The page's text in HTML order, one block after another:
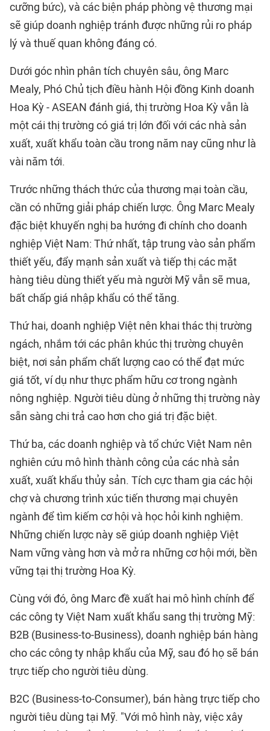
cưỡng bức), và các biện pháp phòng vệ thương mại
sẽ giúp doanh nghiệp tránh được những rủi ro pháp
lý và thuế quan không đáng có.
Dưới góc nhìn phân tích chuyên sâu, ông Marc
Mealy, Phó Chủ tịch điều hành Hội đồng Kinh doanh
Hoa Kỳ - ASEAN đánh giá, thị trường Hoa Kỳ vẫn là
một cái thị trường có giá trị lớn đối với các nhà sản
xuất, xuất khẩu toàn cầu trong năm nay cũng như là
vài năm tới.
Trước những thách thức của thương mại toàn cầu,
cần có những giải pháp chiến lược. Ông Marc Mealy
đặc biệt khuyến nghị ba hướng đi chính cho doanh
nghiệp Việt Nam: Thứ nhất, tập trung vào sản phẩm
thiết yếu, đẩy mạnh sản xuất và tiếp thị các mặt
hàng tiêu dùng thiết yếu mà người Mỹ vẫn sẽ mua,
bất chấp giá nhập khẩu có thể tăng.
Thứ hai, doanh nghiệp Việt nên khai thác thị trường
ngách, nhắm tới các phân khúc thị trường chuyên
biệt, nơi sản phẩm chất lượng cao có thể đạt mức
giá tốt, ví dụ như thực phẩm hữu cơ trong ngành
nông nghiệp. Người tiêu dùng ở những thị trường này
sẵn sàng chi trả cao hơn cho giá trị đặc biệt.
Thứ ba, các doanh nghiệp và tổ chức Việt Nam nên
nghiên cứu mô hình thành công của các nhà sản
xuất, xuất khẩu thủy sản. Tích cực tham gia các hội
chợ và chương trình xúc tiến thương mại chuyên
ngành để tìm kiếm cơ hội và học hỏi kinh nghiệm.
Những chiến lược này sẽ giúp doanh nghiệp Việt
Nam vững vàng hơn và mở ra những cơ hội mới, bền
vững tại thị trường Hoa Kỳ.
Cùng với đó, ông Marc đề xuất hai mô hình chính để
các công ty Việt Nam xuất khẩu sang thị trường Mỹ:
B2B (Business-to-Business), doanh nghiệp bán hàng
cho các công ty nhập khẩu của Mỹ, sau đó họ sẽ bán
trực tiếp cho người tiêu dùng.
B2C (Business-to-Consumer), bán hàng trực tiếp cho
người tiêu dùng tại Mỹ. "Với mô hình này, việc xây